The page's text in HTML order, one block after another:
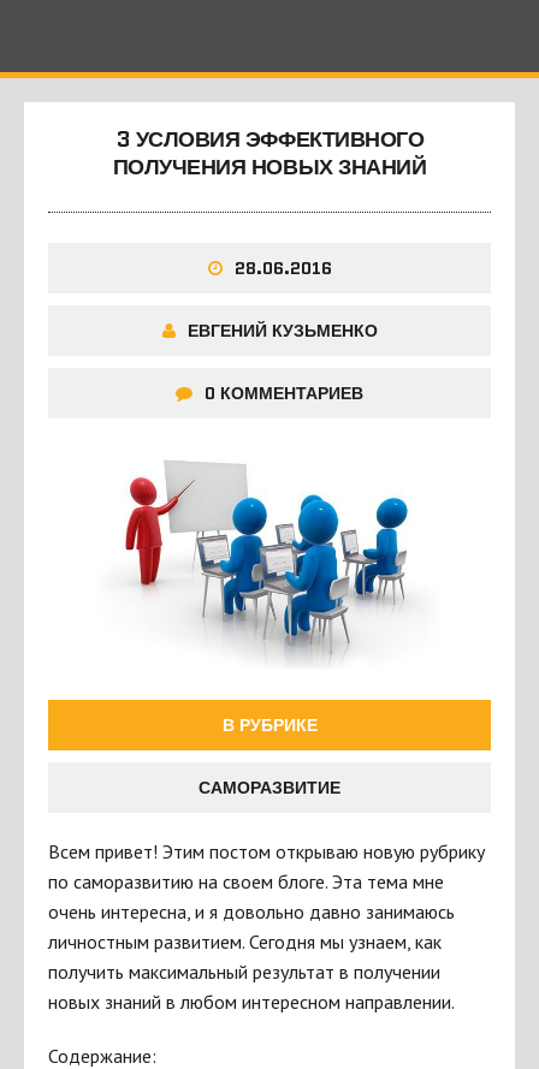
3 УСЛОВИЯ ЭФФЕКТИВНОГО
ПОЛУЧЕНИЯ НОВЫХ ЗНАНИЙ
28.06.2016
ЕВГЕНИЙ КУЗЬМЕНКО
0 КОММЕНТАРИЕВ
В РУБРИКЕ
САМОРАЗВИТИЕ
Всем привет! Этим постом открываю новую рубрику
по саморазвитию на своем блоге. Эта тема мне
очень интересна, и я довольно давно занимаюсь
личностным развитием. Сегодня мы узнаем, как
получить максимальный результат в получении
новых знаний в любом интересном направлении.
Содержание: